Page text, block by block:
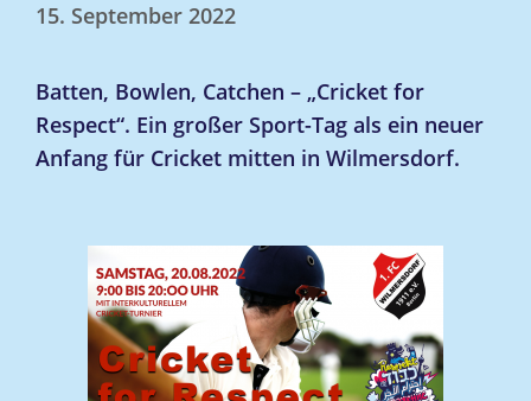
15. September 2022
Batten, Bowlen, Catchen – „Cricket for
Respect“. Ein großer Sport-Tag als ein neuer
Anfang für Cricket mitten in Wilmersdorf.